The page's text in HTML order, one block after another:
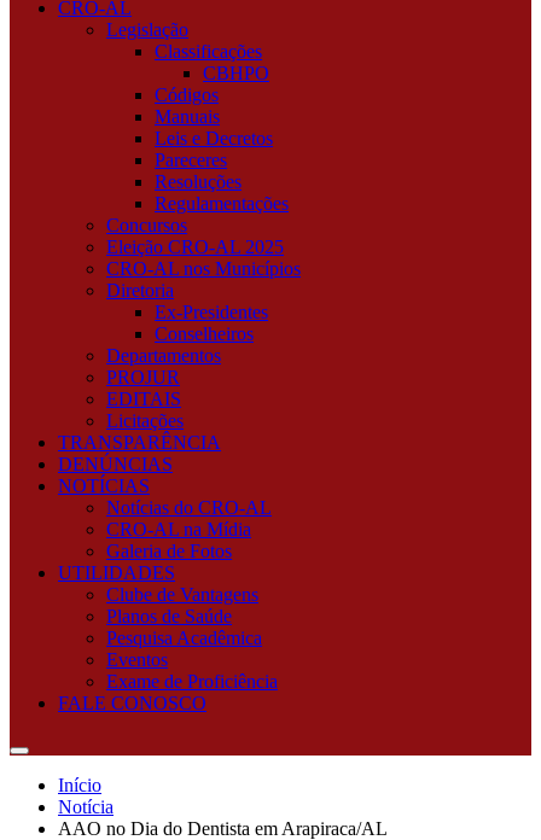
CRO-AL
Legislação
Classificações
CBHPO
Códigos
Manuais
Leis e Decretos
Pareceres
Resoluções
Regulamentações
Concursos
Eleição CRO-AL 2025
CRO-AL nos Municípios
Diretoria
Ex-Presidentes
Conselheiros
Departamentos
PROJUR
EDITAIS
Licitações
TRANSPARÊNCIA
DENÚNCIAS
NOTÍCIAS
Notícias do CRO-AL
CRO-AL na Mídia
Galeria de Fotos
UTILIDADES
Clube de Vantagens
Planos de Saúde
Pesquisa Acadêmica
Eventos
Exame de Proficiência
FALE CONOSCO
Início
Notícia
AAO no Dia do Dentista em Arapiraca/AL